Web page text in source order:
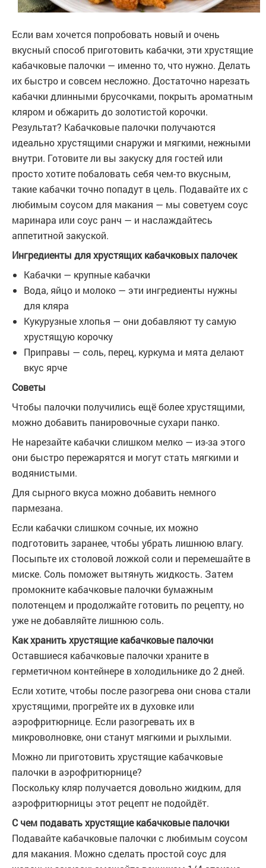
Если вам хочется попробовать новый и очень
вкусный способ приготовить кабачки, эти хрустящие
кабачковые палочки — именно то, что нужно. Делать
их быстро и совсем несложно. Достаточно нарезать
кабачки длинными брусочками, покрыть ароматным
кляром и обжарить до золотистой корочки.
Результат? Кабачковые палочки получаются
идеально хрустящими снаружи и мягкими, нежными
внутри. Готовите ли вы закуску для гостей или
просто хотите побаловать себя чем-то вкусным,
такие кабачки точно попадут в цель. Подавайте их с
любимым соусом для макания — мы советуем соус
маринара или соус ранч — и наслаждайтесь
аппетитной закуской.
Ингредиенты для хрустящих кабачковых палочек
Кабачки — крупные кабачки
Вода, яйцо и молоко — эти ингредиенты нужны
для кляра
Кукурузные хлопья — они добавляют ту самую
хрустящую корочку
Приправы — соль, перец, куркума и мята делают
вкус ярче
Советы
Чтобы палочки получились ещё более хрустящими,
можно добавить панировочные сухари панко.
Не нарезайте кабачки слишком мелко — из-за этого
они быстро пережарятся и могут стать мягкими и
водянистыми.
Для сырного вкуса можно добавить немного
пармезана.
Если кабачки слишком сочные, их можно
подготовить заранее, чтобы убрать лишнюю влагу.
Посыпьте их столовой ложкой соли и перемешайте в
миске. Соль поможет вытянуть жидкость. Затем
промокните кабачковые палочки бумажным
полотенцем и продолжайте готовить по рецепту, но
уже не добавляйте лишнюю соль.
Как хранить хрустящие кабачковые палочки
Оставшиеся кабачковые палочки храните в
герметичном контейнере в холодильнике до 2 дней.
Если хотите, чтобы после разогрева они снова стали
хрустящими, прогрейте их в духовке или
аэрофритюрнице. Если разогревать их в
микроволновке, они станут мягкими и рыхлыми.
Можно ли приготовить хрустящие кабачковые
палочки в аэрофритюрнице?
Поскольку кляр получается довольно жидким, для
аэрофритюрницы этот рецепт не подойдёт.
С чем подавать хрустящие кабачковые палочки
Подавайте кабачковые палочки с любимым соусом
для макания. Можно сделать простой соус для